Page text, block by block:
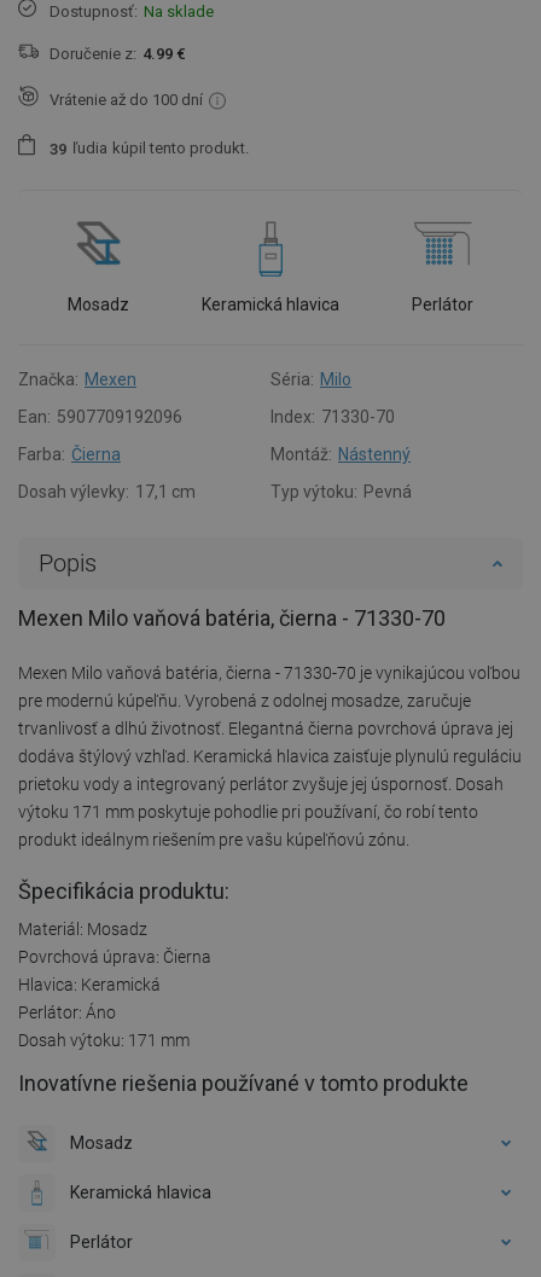
Dostupnosť: Na sklade
Doručenie z: 4.99 €
Vrátenie až do 100 dní
39 ľudia kúpil tento produkt.
Mosadz Keramická hlavica Perlátor
Značka: Mexen Séria: Milo
Ean: 5907709192096 Index: 71330-70
Farba: Čierna Montáž: Nástenný
Dosah výlevky: 17,1 cm Typ výtoku: Pevná
Popis
Mexen Milo vaňová batéria, čierna - 71330-70
Mexen Milo vaňová batéria, čierna - 71330-70 je vynikajúcou voľbou
pre modernú kúpeľňu. Vyrobená z odolnej mosadze, zaručuje
trvanlivosť a dlhú životnosť. Elegantná čierna povrchová úprava jej
dodáva štýlový vzhľad. Keramická hlavica zaisťuje plynulú reguláciu
prietoku vody a integrovaný perlátor zvyšuje jej úspornosť. Dosah
výtoku 171 mm poskytuje pohodlie pri používaní, čo robí tento
produkt ideálnym riešením pre vašu kúpeľňovú zónu.
Špecifikácia produktu:
Materiál: Mosadz
Povrchová úprava: Čierna
Hlavica: Keramická
Perlátor: Áno
Dosah výtoku: 171 mm
Inovatívne riešenia používané v tomto produkte
Mosadz
Keramická hlavica
Perlátor